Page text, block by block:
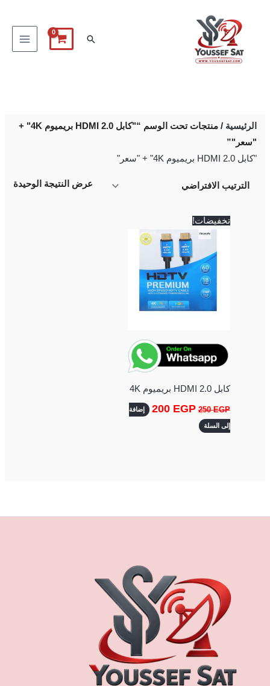
البحث
الرئيسية
/ منتجات تحت الوسم “"كابل HDMI 2.0 بريميوم 4K" +
"سعر"”
"كابل HDMI 2.0 بريميوم 4K" + "سعر"
عرض النتيجة الوحيدة
تخفيضات!
كابل HDMI 2.0 بريميوم 4K
250EGP
السعر
الأصلي
هو:
250 EGP.
200 EGP
هو:
200 EGP.
إضافة
إلى السلة